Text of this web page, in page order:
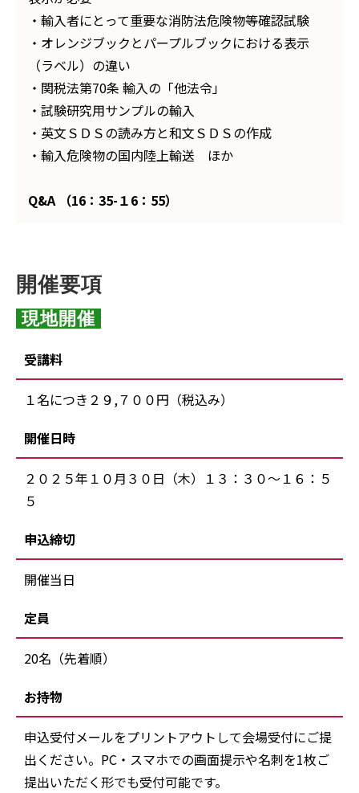
・輸入者にとって重要な消防法危険物等確認試験
・オレンジブックとパープルブックにおける表示
（ラベル）の違い
・関税法第70条 輸入の「他法令」
・試験研究用サンプルの輸入
・英文ＳＤＳの読み方と和文ＳＤＳの作成
・輸入危険物の国内陸上輸送 ほか
Q&A （16：35-１6：55）
開催要項
現地開催
受講料
１名につき２９,７００円（税込み）
開催日時
２０２５年１０月３０日（木）１３：３０～１６：５
５
申込締切
開催当日
定員
20名（先着順）
お持物
申込受付メールをプリントアウトして会場受付にご提
出ください。PC・スマホでの画面提示や名刺を1枚ご
提出いただく形でも受付可能です。